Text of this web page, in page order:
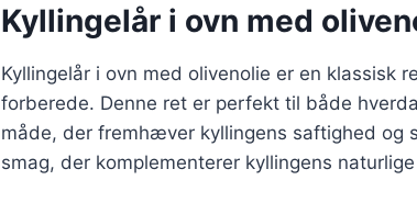
Kyllingelår i ovn med
Kyllingelår i ovn med olivenolie er en klassisk
forberede. Denne ret er perfekt til både
måde, der fremhæver kyllingens saftighed og
smag, der komplementerer kyllingens